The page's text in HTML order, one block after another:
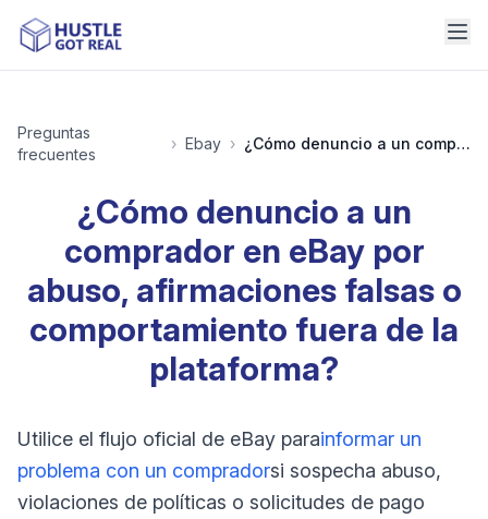
Preguntas
frecuentes
› Ebay › ¿Cómo denuncio a un comprador en eBay por abuso, afirmaciones falsas o comportamiento fuera de la plataforma?
¿Cómo denuncio a un
comprador en eBay por
abuso, afirmaciones falsas o
comportamiento fuera de la
plataforma?
Utilice el flujo oficial de eBay parainformar un
problema con un compradorsi sospecha abuso,
violaciones de políticas o solicitudes de pago